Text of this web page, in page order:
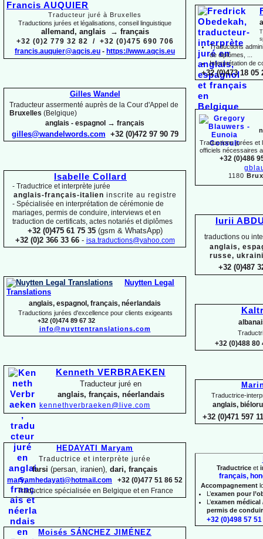
Traductions
de diplômes, ...
Interprétation de
+32 (0)473 18 05
Traductions jurées et
officiels nécessaires
+32 (0)486
1180
Iurii
traductions ou
anglais,
russe,
+32 (0)487
+32 (0)488 80
Traductrice-
anglais,
+32 (0)471 597
Traductrice et
français,
Accompagnement
L’examen pour
L’examen
permis de
+32 (0)498 57 51
Francis AUQUIER
Traducteur juré à Bruxelles
Traductions jurées et légalisations, conseil linguistique
allemand, anglais → français
+32 (0)2 779 32 82 / +32 (0)475 690 706
francis.auquier@aqcis.eu - https://www.aqcis.eu
Gilles Wandel
Traducteur assermenté auprès de la Cour d'Appel de
Bruxelles (Belgique)
anglais - espagnol → français
gilles@wandelwords.com +32 (0)472 97 90 79
Isabelle Collard
- Traductrice et interprète jurée
anglais-français-italien inscrite au registre
- Spécialisée en interprétation de cérémonie de
mariages, permis de conduire, interviews et en
traduction de certificats, actes notariés et diplômes
+32 (0)475 61 75 35(gsm & WhatsApp)
+32 (0)2 366 33 66 - isa.traductions@yahoo.com
Nuytten Legal
Translations
anglais, espagnol, français, néerlandais
Traductions jurées d'excellence pour clients exigeants
+32 (0)474 89 67 32
info@nuyttentranslations.com
Kenneth VERBRAEKEN
Traducteur juré en
anglais, français, néerlandais
kennethverbraeken@live.com
HEDAYATI Maryam
Traductrice et interprète jurée
farsi (persan, iranien), dari, français
maryamhedayati@hotmail.com +32 (0)477 51 86 52
Traductrice spécialisée en Belgique et en France
Moisés SÁNCHEZ JIMÉNEZ